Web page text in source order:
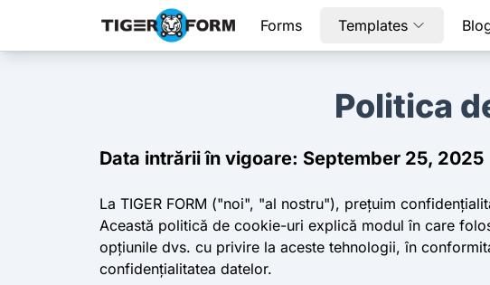
Forms Templates
Politica
Data intrării în vigoare: September 25, 2025
La TIGER FORM ("noi", "al nostru"), prețuim
Această politică de cookie-uri explică modul în care
opțiunile dvs. cu privire la aceste tehnologii, în
confidențialitatea datelor.